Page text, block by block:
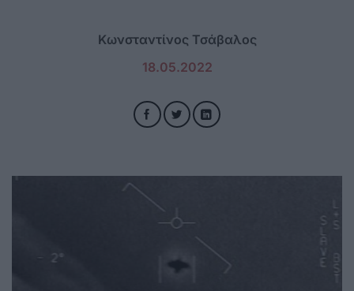
Κωνσταντίνος Τσάβαλος
18.05.2022